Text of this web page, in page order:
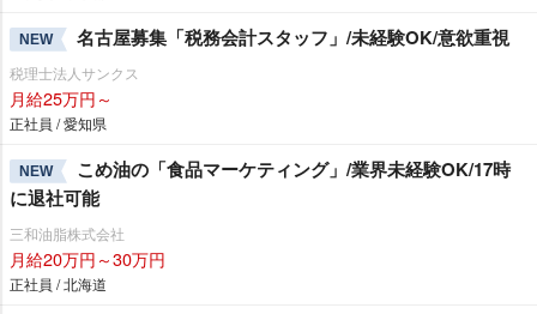
NEW 名古屋募集「税務会計スタッフ」/未経験OK/意欲重視
税理士法人サンクス
月給25万円～
正社員 / 愛知県
NEW
こめ油の「食品マーケティング」/業界未経験OK/17時
に退社可能
三和油脂株式会社
月給20万円～30万円
正社員 / 北海道